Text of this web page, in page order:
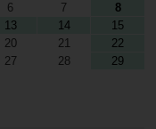
6 7
8
13 14
15
20 21
22
27 28
29